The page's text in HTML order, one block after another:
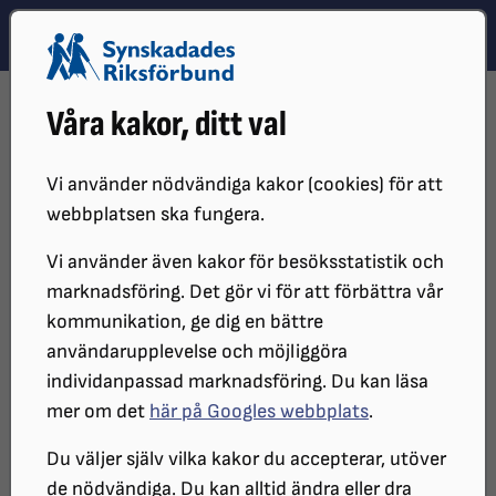
Våra kakor, ditt val
Vi använder nödvändiga kakor (cookies) för att
webbplatsen ska fungera.
Vi använder även kakor för besöksstatistik och
marknadsföring. Det gör vi för att förbättra vår
kommunikation, ge dig en bättre
användarupplevelse och möjliggöra
individanpassad marknadsföring. Du kan läsa
mer om det här på Googles webbplats.
Du väljer själv vilka kakor du accepterar, utöver
de nödvändiga. Du kan alltid ändra eller dra
Hoppa till innehåll
Hoppa till hitta snabbt
FÖLJ FOTBOLLS-VM MED SYNTOLKNING VIA FIFA:S APP
Följ fotbolls-VM med